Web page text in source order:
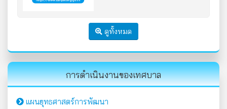
ดูทั้งหมด
การดำเนินงานของเทศบาล
แผนยุทธศาสตร์การพัฒนา